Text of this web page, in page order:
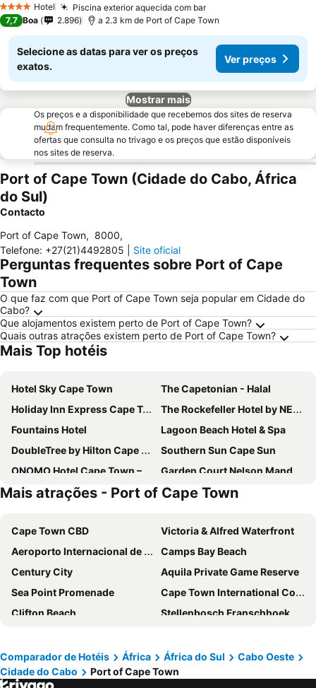
4 EstrelasHotel Piscina exterior aquecida com bar
7,7 Boa 2.896 a 2.3 km de Port of Cape Town
Selecione as datas para ver os preços
exatos.
Ver preços
Mostrar mais
Os preços e a disponibilidade que recebemos dos sites de reserva
mudam frequentemente. Como tal, pode haver diferenças entre as
ofertas que consulta no trivago e os preços que estão disponíveis
nos sites de reserva.
Port of Cape Town (Cidade do Cabo, África
do Sul)
Contacto
Port of Cape Town, 8000,
Telefone: +27(21)4492805 Site oficial
Perguntas frequentes sobre Port of Cape
Town
O que faz com que Port of Cape Town seja popular em Cidade do
Cabo?
Que alojamentos existem perto de Port of Cape Town?
Quais outras atrações existem perto de Port of Cape Town?
Mais Top hotéis
Hotel Sky Cape Town
The Capetonian - Halal
Holiday Inn Express Cape Town City Centre By Ihg
The Rockefeller Hotel by NEWMARK
Fountains Hotel
Lagoon Beach Hotel & Spa
DoubleTree by Hilton Cape Town - Upper Eastside
Southern Sun Cape Sun
ONOMO Hotel Cape Town – Inn On The Square
Garden Court Nelson Mandela Boulevard
Radisson RED Cape Town, V&A Waterfront
Canopy By Hilton Cape Town Longkloof
ONOMO Hotel Waterfront
Cape Town Hollow Boutique Hotel
Southern Sun Waterfront Cape Town
Cresta Grande Cape Town
Road Lodge Cape Town International Airport
Wink Aparthotel One Thibault
Inn & Out Express Sea Point
Pepperclub Hotel
Innscape Classic Hotel
SunSquare Cape Town Gardens
StayEasy Century City
SunSquare Cape Town City Bowl
Cape Heritage Hotel
Cape Town Lodge Hotel
Mais atrações - Port of Cape Town
Cape Town CBD
Victoria & Alfred Waterfront
Aeroporto Internacional de Cape Town
Camps Bay Beach
Century City
Aquila Private Game Reserve
Sea Point Promenade
Cape Town International Convention Centre
Clifton Beach
Stellenbosch Franschhoek and Paarl Valley Wine Day Trip
Table Mountain National Park
Canal Walk
Two Oceans Aquarium
Green Point Stadium
Comparador de Hotéis África África do Sul
Cabo Oeste
Cidade do Cabo
Port of Cape Town